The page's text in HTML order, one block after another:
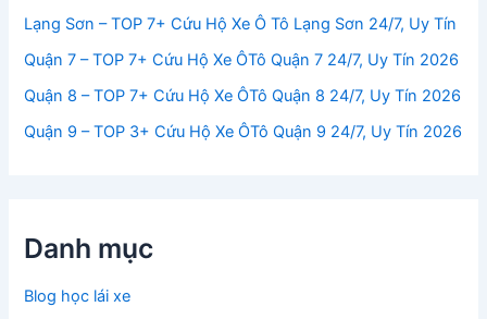
Lạng Sơn – TOP 7+ Cứu Hộ Xe Ô Tô Lạng Sơn 24/7, Uy Tín
Quận 7 – TOP 7+ Cứu Hộ Xe ÔTô Quận 7 24/7, Uy Tín 2026
Quận 8 – TOP 7+ Cứu Hộ Xe ÔTô Quận 8 24/7, Uy Tín 2026
Quận 9 – TOP 3+ Cứu Hộ Xe ÔTô Quận 9 24/7, Uy Tín 2026
Danh mục
Blog học lái xe